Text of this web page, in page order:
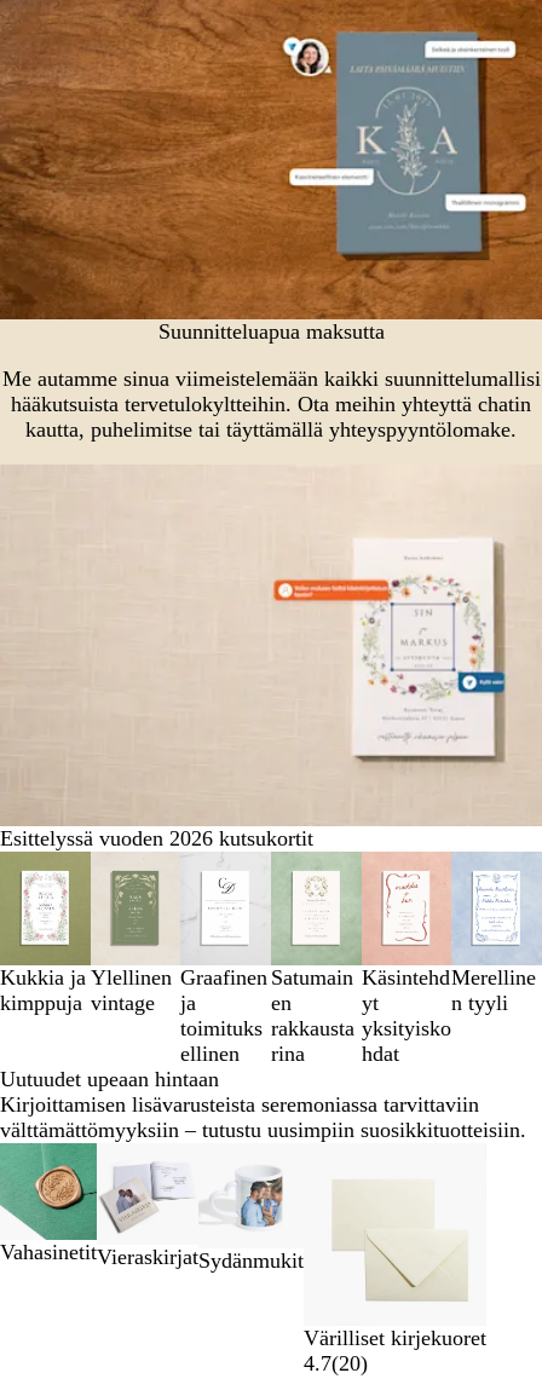
Suunnitteluapua maksutta
Me autamme sinua viimeistelemään kaikki suunnittelumallisi
hääkutsuista tervetulokyltteihin. Ota meihin yhteyttä chatin
kautta, puhelimitse tai täyttämällä yhteyspyyntölomake.
Esittelyssä vuoden 2026 kutsukortit
Kukkia ja
kimppuja
Ylellinen
vintage
Graafinen
ja
toimituks
ellinen
Satumain
en
rakkausta
rina
Käsintehd
yt
yksityisko
hdat
Merelline
n tyyli
/
6
Uutuudet upeaan hintaan
Kirjoittamisen lisävarusteista seremoniassa tarvittaviin
välttämättömyyksiin – tutustu uusimpiin suosikkituotteisiin.
VahasinetitVieraskirjatSydänmukit
Värilliset kirjekuoret
4.7(20)
–
/